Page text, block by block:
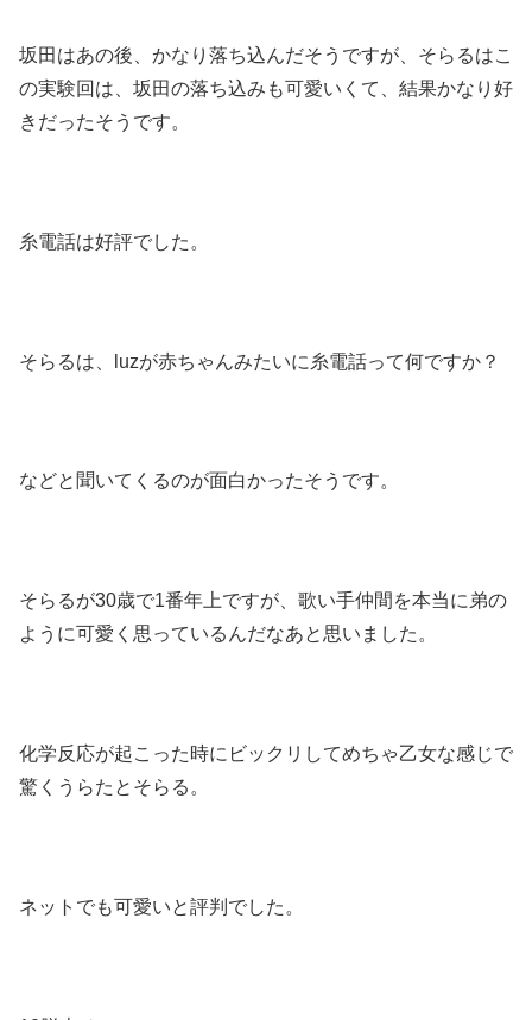
坂田はあの後、かなり落ち込んだそうですが、そらるはこ
の実験回は、坂田の落ち込みも可愛いくて、結果かなり好
きだったそうです。
糸電話は好評でした。
そらるは、luzが赤ちゃんみたいに糸電話って何ですか？
などと聞いてくるのが面白かったそうです。
そらるが30歳で1番年上ですが、歌い手仲間を本当に弟の
ように可愛く思っているんだなあと思いました。
化学反応が起こった時にビックリしてめちゃ乙女な感じで
驚くうらたとそらる。
ネットでも可愛いと評判でした。